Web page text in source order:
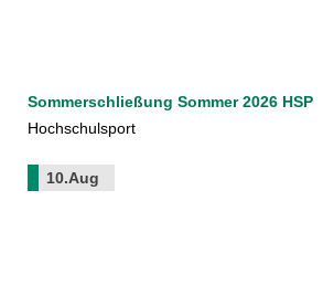
Sommerschließung Sommer 2026 HSP
Hochschulsport
10.Aug